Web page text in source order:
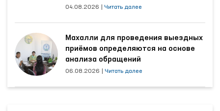
наибольшее количество обращений
04.08.2026 Читать далее
Махалли для проведения выездных
приёмов определяются на основе
анализа обращений
06.08.2026 Читать далее